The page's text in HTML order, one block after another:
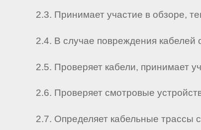
2.3. Принимает участие в обзоре,
2.4. В случае повреждения кабелей
2.5. Проверяет кабели, принимает
2.6. Проверяет смотровые
2.7. Определяет кабельные трассы